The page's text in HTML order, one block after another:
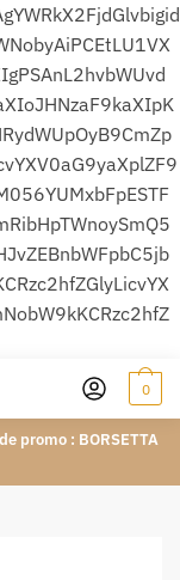
0
promo : BORSETTA